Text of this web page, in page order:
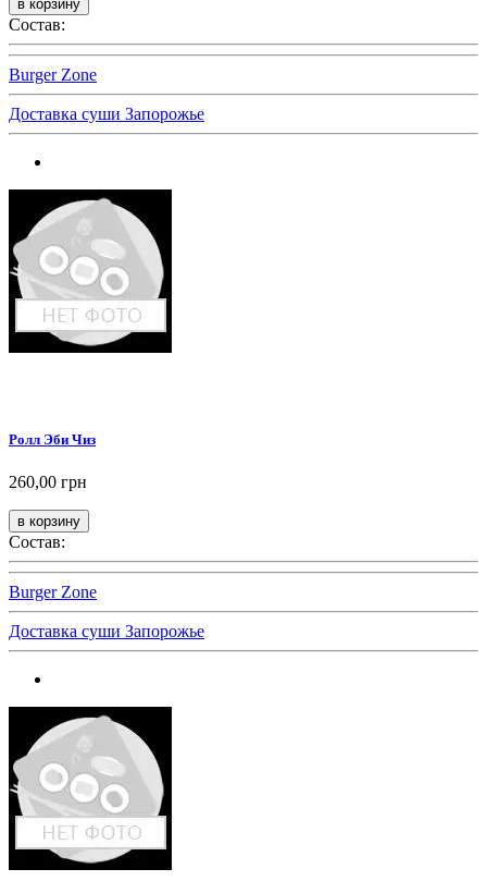
Состав:
Burger Zone
Доставка суши Запорожье
Ролл Эби Чиз
260,00 грн
Состав:
Burger Zone
Доставка суши Запорожье